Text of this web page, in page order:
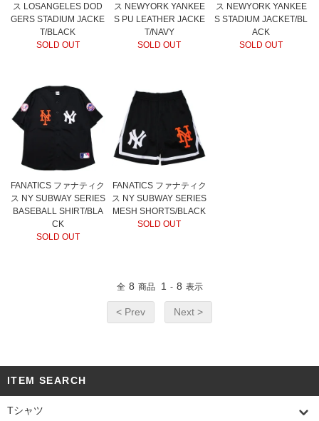
ス LOSANGELES DOD
GERS STADIUM JACKE
T/BLACK
SOLD OUT
ス NEWYORK YANKEE
S PU LEATHER JACKE
T/NAVY
SOLD OUT
ス NEWYORK YANKEE
S STADIUM JACKET/BL
ACK
SOLD OUT
FANATICS ファナティク
ス NY SUBWAY SERIES
BASEBALL SHIRT/BLA
CK
SOLD OUT
FANATICS ファナティク
ス NY SUBWAY SERIES
MESH SHORTS/BLACK
SOLD OUT
全 8 商品 1 - 8 表示
< Prev Next >
ITEM SEARCH
Tシャツ